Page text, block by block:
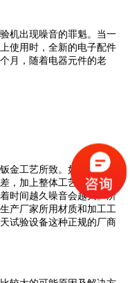
出现噪音的罪魁。当一
使用时，全新的电子配件
月，随着电器元件的老
工艺所致。如果钣金设
，加上整体工艺不好，就
时间越久噪音会越大。所
产厂家所用材质和加工工
试验设备这种正规的厂商